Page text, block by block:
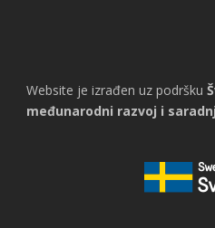
Website je izrađen uz podršku
međunarodni razvoj i